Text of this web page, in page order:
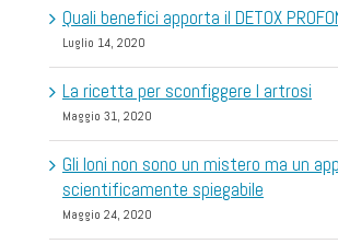
Quali benefici apporta il DETOX
Luglio 14, 2020
La ricetta per sconfiggere l artrosi
Maggio 31, 2020
Gli Ioni non sono un mistero ma un
scientificamente spiegabile
Maggio 24, 2020